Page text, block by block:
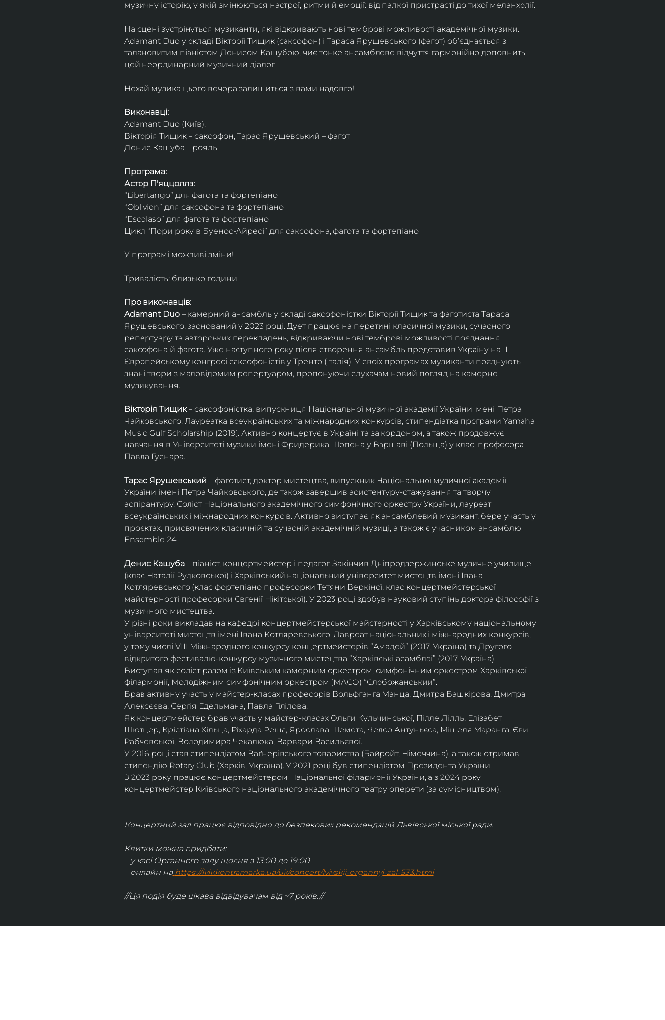
музичну історію, у якій змінюються настрої, ритми й емоції: від палкої пристрасті до тихої меланхолії.
На сцені зустрінуться музиканти, які відкривають нові темброві можливості академічної музики.
Adamant Duo у складі Вікторії Тищик (саксофон) і Тараса Ярушевського (фагот) об’єднається з
талановитим піаністом Денисом Кашубою, чиє тонке ансамблеве відчуття гармонійно доповнить
цей неординарний музичний діалог.
Нехай музика цього вечора залишиться з вами надовго!
Виконавці:
Adamant Duo (Київ):
Вікторія Тищик – саксофон, Тарас Ярушевський – фагот
Денис Кашуба – рояль
Програма:
Астор П'яццолла:
“Libertango” для фагота та фортепіано
“Oblivion” для саксофона та фортепіано
“Escolaso” для фагота та фортепіано
Цикл “Пори року в Буенос-Айресі” для саксофона, фагота та фортепіано
У програмі можливі зміни!
Тривалість: близько години
Про виконавців:
Adamant Duo – камерний ансамбль у складі саксофоністки Вікторії Тищик та фаготиста Тараса
Ярушевського, заснований у 2023 році. Дует працює на перетині класичної музики, сучасного
репертуару та авторських перекладень, відкриваючи нові темброві можливості поєднання
саксофона й фагота. Уже наступного року після створення ансамбль представив Україну на ІІІ
Європейському конгресі саксофоністів у Тренто (Італія). У своїх програмах музиканти поєднують
знані твори з маловідомим репертуаром, пропонуючи слухачам новий погляд на камерне
музикування.
Вікторія Тищик – саксофоністка, випускниця Національної музичної академії України імені Петра
Чайковського. Лауреатка всеукраїнських та міжнародних конкурсів, стипендіатка програми Yamaha
Music Gulf Scholarship (2019). Активно концертує в Україні та за кордоном, а також продовжує
навчання в Університеті музики імені Фридерика Шопена у Варшаві (Польща) у класі професора
Павла Гуснара.
Тарас Ярушевський – фаготист, доктор мистецтва, випускник Національної музичної академії
України імені Петра Чайковського, де також завершив асистентуру-стажування та творчу
аспірантуру. Соліст Національного академічного симфонічного оркестру України, лауреат
всеукраїнських і міжнародних конкурсів. Активно виступає як ансамблевий музикант, бере участь у
проєктах, присвячених класичній та сучасній академічній музиці, а також є учасником ансамблю
Ensemble 24.
Денис Кашуба – піаніст, концертмейстер і педагог. Закінчив Дніпродзержинське музичне училище
(клас Наталії Рудковської) і Харківський національний університет мистецтв імені Івана
Котляревського (клас фортепіано професорки Тетяни Веркіної, клас концертмейстерської
майстерності професорки Євгенії Нікітської). У 2023 році здобув науковий ступінь доктора філософії з
музичного мистецтва.
У різні роки викладав на кафедрі концертмейстерської майстерності у Харківському національному
університеті мистецтв імені Івана Котляревського. Лавреат національних і міжнародних конкурсів,
у тому числі VIII Міжнародного конкурсу концертмейстерів “Амадей” (2017, Україна) та Другого
відкритого фестивалю-конкурсу музичного мистецтва “Харківські асамблеї” (2017, Україна).
Виступав як соліст разом із Київським камерним оркестром, симфонічним оркестром Харківської
філармонії, Молодіжним симфонічним оркестром (МАСО) “Слобожанський”.
Брав активну участь у майстер-класах професорів Вольфганга Манца, Дмитра Башкірова, Дмитра
Алексєєва, Сергія Едельмана, Павла Гілілова.
Як концертмейстер брав участь у майстер-класах Ольги Кульчинської, Пілле Лілль, Елізабет
Шютцер, Крістіана Хільца, Ріхарда Реша, Ярослава Шемета, Челсо Антуньєса, Мішеля Маранга, Єви
Рабчевської, Володимира Чекалюка, Варвари Васильєвої.
У 2016 році став стипендіатом Ваґнерівського товариства (Байройт, Німеччина), а також отримав
стипендію Rotary Club (Харків, Україна). У 2021 році був стипендіатом Президента України.
З 2023 року працює концертмейстером Національної філармонії України, а з 2024 року
концертмейстер Київського національного академічного театру оперети (за сумісництвом).
Концертний зал працює відповідно до безпекових рекомендацій Львівської міської ради.
Квитки можна придбати:
– у касі Органного залу щодня з 13:00 до 19:00
– онлайн на https://lviv.kontramarka.ua/uk/concert/lvivskij-organnyj-zal-533.html
//Ця подія буде цікава відвідувачам від ~7 років.//